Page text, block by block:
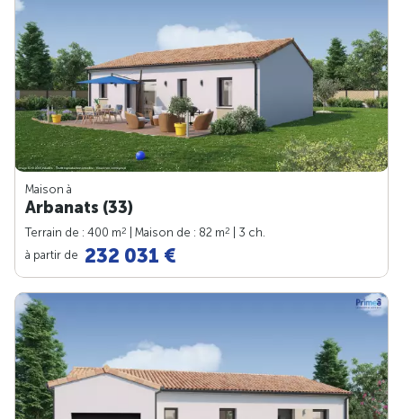
Maison à
Arbanats (33)
Terrain de : 400 m2 | Maison de : 82 m2
| 3 ch.
à partir de 232 031 €